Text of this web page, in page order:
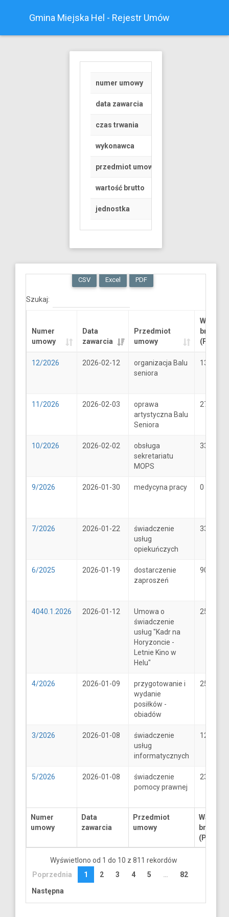
Gmina Miejska Hel - Rejestr Umów
numer umowy
data zawarcia
czas trwania
wykonawca
przedmiot umowy
wartość brutto
jednostka
CSV Excel PDF
Szukaj:
Numer
umowy
Data
zawarcia
Przedmiot
umowy
Wartość
brutto
(PLN)
Numer
umowy
Data
zawarcia
Przedmiot
umowy
Wartość
brutto
(PLN)
12/2026 2026-02-12
organizacja Balu
seniora
13289.6
11/2026 2026-02-03
oprawa
artystyczna Balu
Seniora
2706
10/2026 2026-02-02
obsługa
sekretariatu
MOPS
33
9/2026 2026-01-30 medycyna pracy 0
7/2026 2026-01-22
świadczenie
usług
opiekuńczych
33
6/2025 2026-01-19
dostarczenie
zaproszeń
900
4040.1.2026 2026-01-12
Umowa o
świadczenie
usług "Kadr na
Horyzoncie -
Letnie Kino w
Helu"
25600
4/2026 2026-01-09
przygotowanie i
wydanie
posiłków -
obiadów
25
3/2026 2026-01-08
świadczenie
usług
informatycznych
1250
5/2026 2026-01-08
świadczenie
pomocy prawnej
2300
Wyświetlono od 1 do 10 z 811 rekordów
Poprzednia
1 2 3 4 5 …
82
Następna